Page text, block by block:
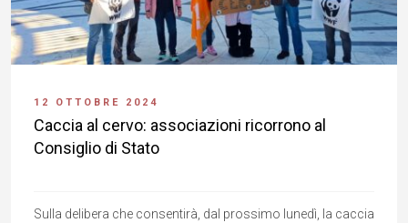
12 OTTOBRE 2024
Caccia al cervo: associazioni ricorrono al
Consiglio di Stato
Sulla delibera che consentirà, dal prossimo lunedì, la caccia